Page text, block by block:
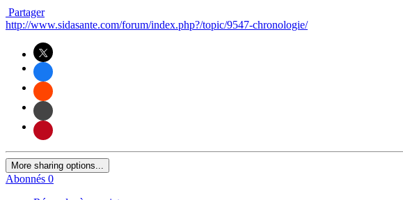
Partager
http://www.sidasante.com/forum/index.php?/topic/9547-chronologie/
More sharing options...
Abonnés 0